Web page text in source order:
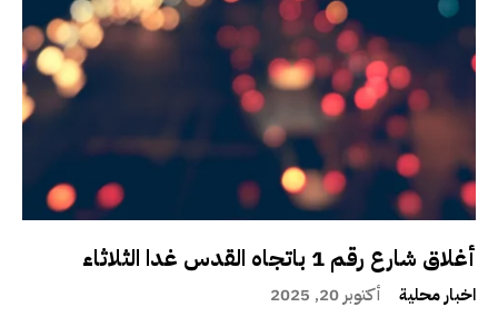
أغلاق شارع رقم 1 باتجاه القدس غدا الثلاثاء
اخبار محلية أكتوبر 20, 2025